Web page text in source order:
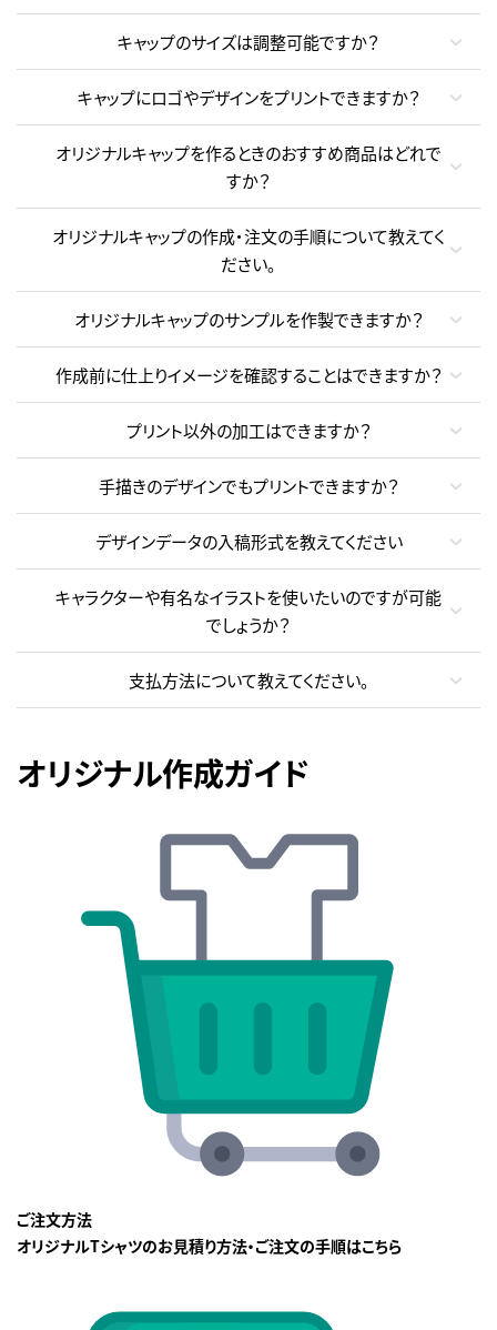
キャップのサイズは調整可能ですか？
キャップにロゴやデザインをプリントできますか？
オリジナルキャップを作るときのおすすめ商品はどれで
すか？
オリジナルキャップの作成・注文の手順について教えてく
ださい。
オリジナルキャップのサンプルを作製できますか？
作成前に仕上りイメージを確認することはできますか？
プリント以外の加工はできますか？
手描きのデザインでもプリントできますか？
デザインデータの入稿形式を教えてください
キャラクターや有名なイラストを使いたいのですが可能
でしょうか？
支払方法について教えてください。
オリジナル作成ガイド
ご注文方法
オリジナルTシャツのお見積り方法・ご注文の手順はこちら